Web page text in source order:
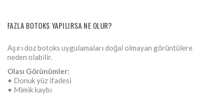
FAZLA BOTOKS YAPILIRSA NE OLUR?
Aşırı doz botoks uygulamaları doğal olmayan görüntülere
neden olabilir.
Olası Görünümler:
• Donuk yüz ifadesi
• Mimik kaybı